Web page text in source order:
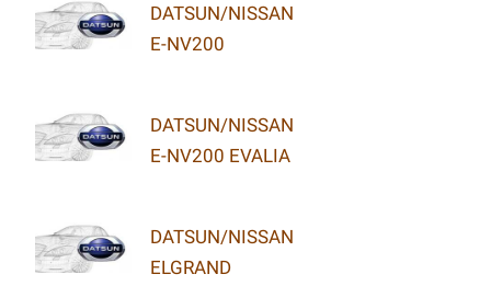
DATSUN/NISSAN
E-NV200
DATSUN/NISSAN
E-NV200 EVALIA
DATSUN/NISSAN
ELGRAND